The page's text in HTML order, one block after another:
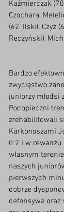
Kaźmierczak
Czochara,
(62' Ilski), Czyż
Reczyński),
Bardzo
zwycięstwo
juniorzy młodsi
Podopieczni
zrehabilitowali
Karkonoszami
0:2 i w
własnym
naszych
pierwszych
dobrze
defensywa oraz